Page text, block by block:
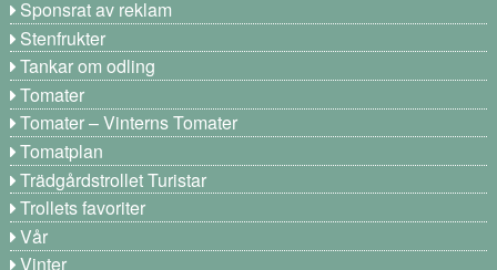
Sponsrat av reklam
Stenfrukter
Tankar om odling
Tomater
Tomater – Vinterns Tomater
Tomatplan
Trädgårdstrollet Turistar
Trollets favoriter
Vår
Vinter